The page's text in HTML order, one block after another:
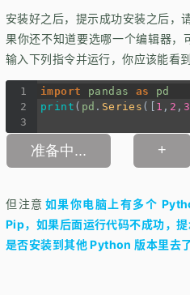
安装好之后，提示成功安装之后，
果你还不知道要选哪一个编辑器，
输入下列指令并运行，你应该能看
1 import pandas as
pd
2
print ( pd . Series ([ 1 , 2 , 3
3
准备中... +
但注意 如果你电脑上有多个
Pip，如果后面运行代码不成功，
是否安装到其他 Python 版本里去了